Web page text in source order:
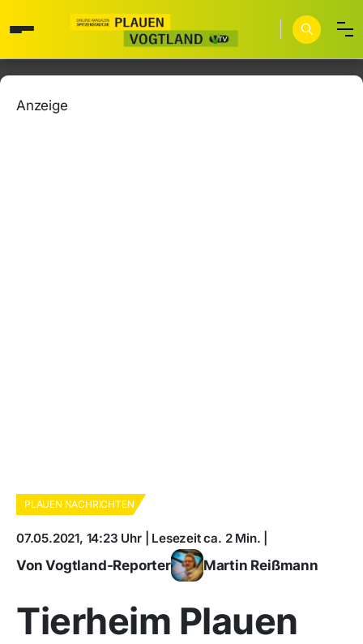
Anzeige
PLAUEN NACHRICHTEN
07.05.2021, 14:23 Uhr | Lesezeit ca. 2 Min. |
Von Vogtland-Reporter Martin Reißmann
Tierheim Plauen